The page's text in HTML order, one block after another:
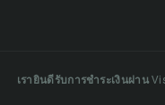
เรายินดีรับการชำระเงินผ่าน